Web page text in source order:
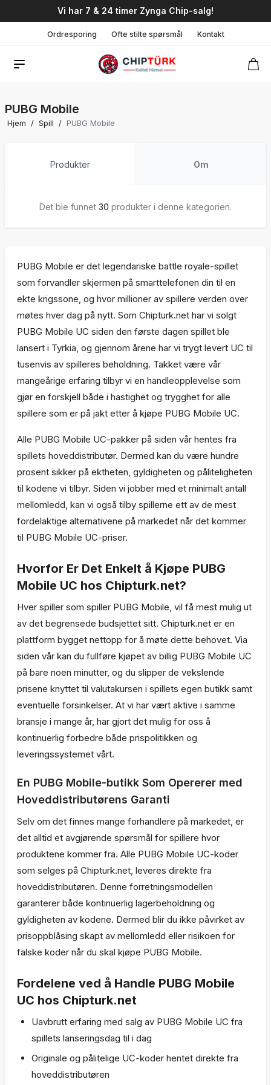
Vi har 7 & 24 timer Zynga Chip-salg!
Ordresporing Ofte stilte spørsmål Kontakt
PUBG Mobile
Hjem / Spill / PUBG Mobile
Produkter Om
Det ble funnet 30 produkter i denne kategorien.
PUBG Mobile er det legendariske battle royale-spillet
som forvandler skjermen på smarttelefonen din til en
ekte krigssone, og hvor millioner av spillere verden over
møtes hver dag på nytt. Som Chipturk.net har vi solgt
PUBG Mobile UC siden den første dagen spillet ble
lansert i Tyrkia, og gjennom årene har vi trygt levert UC til
tusenvis av spilleres beholdning. Takket være vår
mangeårige erfaring tilbyr vi en handleopplevelse som
gjør en forskjell både i hastighet og trygghet for alle
spillere som er på jakt etter å kjøpe PUBG Mobile UC.
Alle PUBG Mobile UC-pakker på siden vår hentes fra
spillets hoveddistributør. Dermed kan du være hundre
prosent sikker på ektheten, gyldigheten og påliteligheten
til kodene vi tilbyr. Siden vi jobber med et minimalt antall
mellomledd, kan vi også tilby spillerne ett av de mest
fordelaktige alternativene på markedet når det kommer
til PUBG Mobile UC-priser.
Hvorfor Er Det Enkelt å Kjøpe PUBG
Mobile UC hos Chipturk.net?
Hver spiller som spiller PUBG Mobile, vil få mest mulig ut
av det begrensede budsjettet sitt. Chipturk.net er en
plattform bygget nettopp for å møte dette behovet. Via
siden vår kan du fullføre kjøpet av billig PUBG Mobile UC
på bare noen minutter, og du slipper de vekslende
prisene knyttet til valutakursen i spillets egen butikk samt
eventuelle forsinkelser. At vi har vært aktive i samme
bransje i mange år, har gjort det mulig for oss å
kontinuerlig forbedre både prispolitikken og
leveringssystemet vårt.
En PUBG Mobile-butikk Som Opererer med
Hoveddistributørens Garanti
Selv om det finnes mange forhandlere på markedet, er
det alltid et avgjørende spørsmål for spillere hvor
produktene kommer fra. Alle PUBG Mobile UC-koder
som selges på Chipturk.net, leveres direkte fra
hoveddistributøren. Denne forretningsmodellen
garanterer både kontinuerlig lagerbeholdning og
gyldigheten av kodene. Dermed blir du ikke påvirket av
prisoppblåsing skapt av mellomledd eller risikoen for
falske koder når du skal kjøpe PUBG Mobile.
Fordelene ved å Handle PUBG Mobile
UC hos Chipturk.net
Uavbrutt erfaring med salg av PUBG Mobile UC fra
spillets lanseringsdag til i dag
Originale og pålitelige UC-koder hentet direkte fra
hoveddistributøren